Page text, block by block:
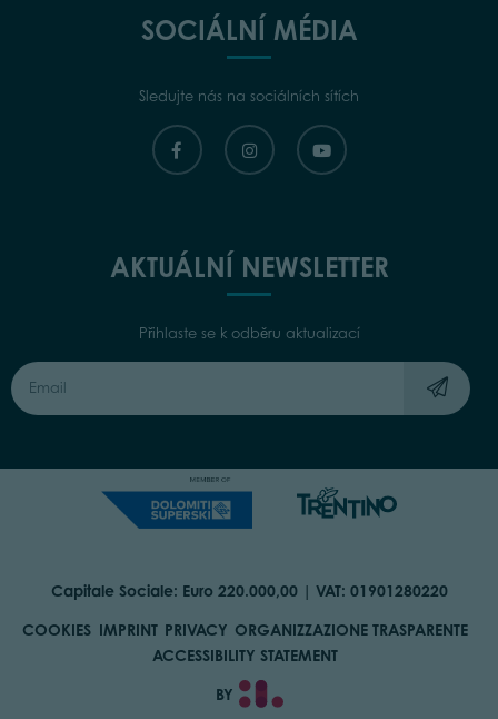
SOCIÁLNÍ MÉDIA
Sledujte nás na sociálních sítích
AKTUÁLNÍ NEWSLETTER
Přihlaste se k odběru aktualizací
Capitale Sociale: Euro 220.000,00 | VAT: 01901280220
COOKIES IMPRINT PRIVACY ORGANIZZAZIONE TRASPARENTE
ACCESSIBILITY STATEMENT
BY